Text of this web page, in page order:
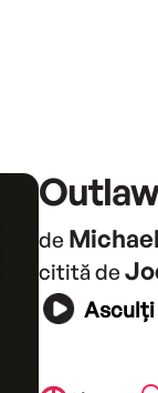
Outlaw
de
citită de